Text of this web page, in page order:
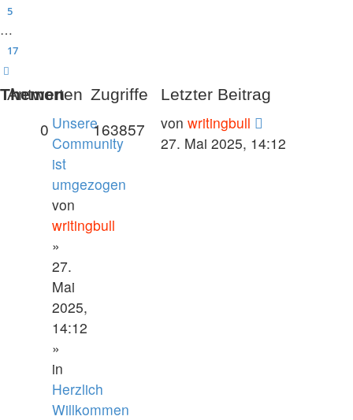
5
…
17
Themen
Antworten Zugriffe Letzter Beitrag
Unsere
Community
ist
umgezogen
von
writingbull
»
27.
Mai
2025,
14:12
»
in
Herzlich
Willkommen
0 163857 von writingbull
27. Mai 2025, 14:12